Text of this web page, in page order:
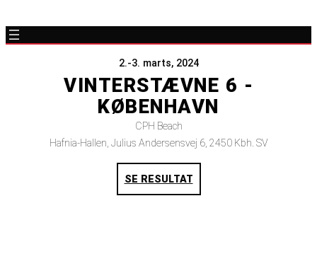
2.-3. marts, 2024
VINTERSTÆVNE 6 -
KØBENHAVN
CPH Beach
Hafnia-Hallen, Julius Andersensvej 6, 2450 Kbh. SV
SE RESULTAT